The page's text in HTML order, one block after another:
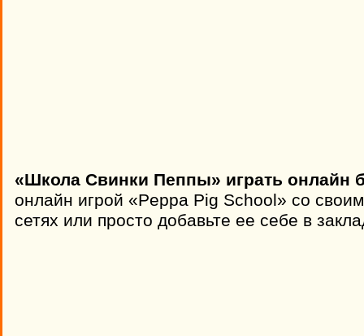
«Школа Свинки Пеппы» играть онлайн
онлайн игрой «Peppa Pig School» со
сетях или просто добавьте ее себе в